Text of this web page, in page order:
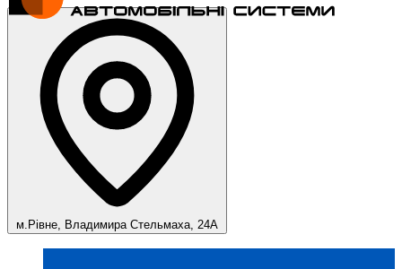
м.Рівне, Владимира Стельмаха, 24А